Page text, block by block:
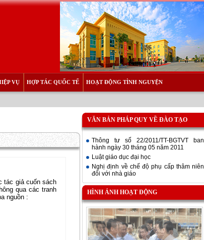
VỤ HỢP TÁC QUỐC TẾ HOẠT ĐỘNG TÌNH NGUYỆN
tác giả cuốn sách
qua các tranh
nguồn :
VĂN BẢN PHÁP QUY VỀ ĐÀO TẠO
Thông tư số 22/2011/TT-BGTVT ban
hành ngày 30 tháng 05 năm 2011
Luật giáo dục đại học
Nghị định về chế độ phụ cấp thâm niên
đối với nhà giáo
HÌNH ẢNH HOẠT ĐỘNG